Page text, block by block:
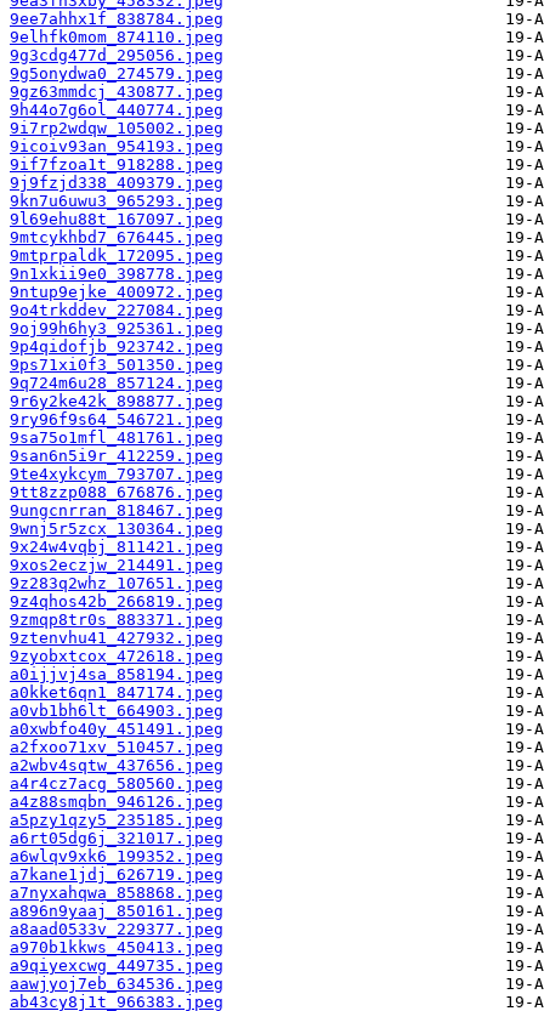
9ee7ahhx1f_838784.jpeg
9elhfk0mom_874110.jpeg
9g3cdg477d_295056.jpeg
9g5onydwa0_274579.jpeg
9gz63mmdcj_430877.jpeg
9h44o7g6ol_440774.jpeg
9i7rp2wdqw_105002.jpeg
9icoiv93an_954193.jpeg
9if7fzoa1t_918288.jpeg
9j9fzjd338_409379.jpeg
9kn7u6uwu3_965293.jpeg
9l69ehu88t_167097.jpeg
9mtcykhbd7_676445.jpeg
9mtprpaldk_172095.jpeg
9n1xkii9e0_398778.jpeg
9ntup9ejke_400972.jpeg
9o4trkddev_227084.jpeg
9oj99h6hy3_925361.jpeg
9p4qidofjb_923742.jpeg
9ps71xi0f3_501350.jpeg
9q724m6u28_857124.jpeg
9r6y2ke42k_898877.jpeg
9ry96f9s64_546721.jpeg
9sa75o1mfl_481761.jpeg
9san6n5i9r_412259.jpeg
9te4xykcym_793707.jpeg
9tt8zzp088_676876.jpeg
9ungcnrran_818467.jpeg
9wnj5r5zcx_130364.jpeg
9x24w4vqbj_811421.jpeg
9xos2eczjw_214491.jpeg
9z283q2whz_107651.jpeg
9z4qhos42b_266819.jpeg
9zmqp8tr0s_883371.jpeg
9ztenvhu41_427932.jpeg
9zyobxtcox_472618.jpeg
a0ijjvj4sa_858194.jpeg
a0kket6qn1_847174.jpeg
a0vb1bh6lt_664903.jpeg
a0xwbfo40y_451491.jpeg
a2fxoo71xv_510457.jpeg
a2wbv4sqtw_437656.jpeg
a4r4cz7acg_580560.jpeg
a4z88smqbn_946126.jpeg
a5pzy1qzy5_235185.jpeg
a6rt05dg6j_321017.jpeg
a6wlqv9xk6_199352.jpeg
a7kane1jdj_626719.jpeg
a7nyxahqwa_858868.jpeg
a896n9yaaj_850161.jpeg
a8aad0533v_229377.jpeg
a970b1kkws_450413.jpeg
a9qiyexcwg_449735.jpeg
aawjyoj7eb_634536.jpeg
ab43cy8j1t_966383.jpeg